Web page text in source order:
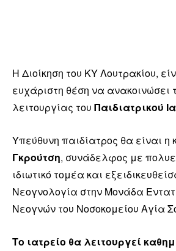
Η Διοίκηση του ΚΥ Λουτρακίου,
ευχάριστη θέση να ανακοινώσει
λειτουργίας του Παιδιατρικού
Υπεύθυνη παιδίατρος θα είναι η
Γκρούτση, συνάδελφος με
ιδιωτικό τομέα και
Νεογνολογία στην Μονάδα
Νεογνών του Νοσοκομείου Αγία
Το ιατρείο θα λειτουργεί